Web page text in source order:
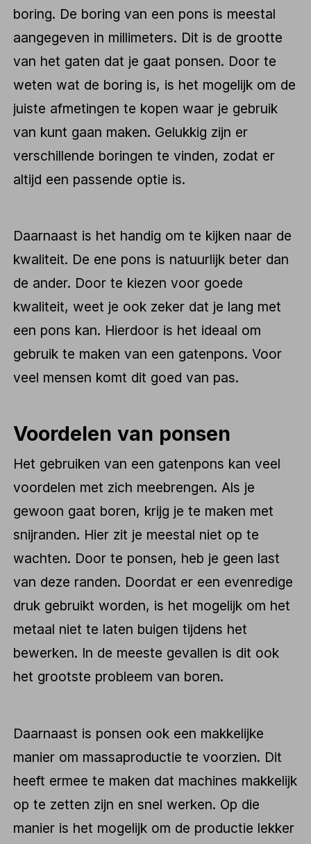
boring. De boring van een pons is meestal
aangegeven in millimeters. Dit is de grootte
van het gaten dat je gaat ponsen. Door te
weten wat de boring is, is het mogelijk om de
juiste afmetingen te kopen waar je gebruik
van kunt gaan maken. Gelukkig zijn er
verschillende boringen te vinden, zodat er
altijd een passende optie is.
Daarnaast is het handig om te kijken naar de
kwaliteit. De ene pons is natuurlijk beter dan
de ander. Door te kiezen voor goede
kwaliteit, weet je ook zeker dat je lang met
een pons kan. Hierdoor is het ideaal om
gebruik te maken van een gatenpons. Voor
veel mensen komt dit goed van pas.
Voordelen van ponsen
Het gebruiken van een gatenpons kan veel
voordelen met zich meebrengen. Als je
gewoon gaat boren, krijg je te maken met
snijranden. Hier zit je meestal niet op te
wachten. Door te ponsen, heb je geen last
van deze randen. Doordat er een evenredige
druk gebruikt worden, is het mogelijk om het
metaal niet te laten buigen tijdens het
bewerken. In de meeste gevallen is dit ook
het grootste probleem van boren.
Daarnaast is ponsen ook een makkelijke
manier om massaproductie te voorzien. Dit
heeft ermee te maken dat machines makkelijk
op te zetten zijn en snel werken. Op die
manier is het mogelijk om de productie lekker